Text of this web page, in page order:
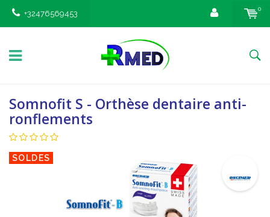
+32476569453
0
Somnofit S - Orthèse dentaire anti-
ronflements
SOLDES